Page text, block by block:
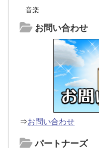
音楽
お問い合わせ
⇒お問い合わせ
パートナーズ